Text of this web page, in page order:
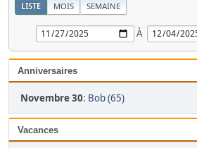
LISTE MOIS SEMAINE
À
Anniversaires
Novembre 30: Bob (65)
Vacances